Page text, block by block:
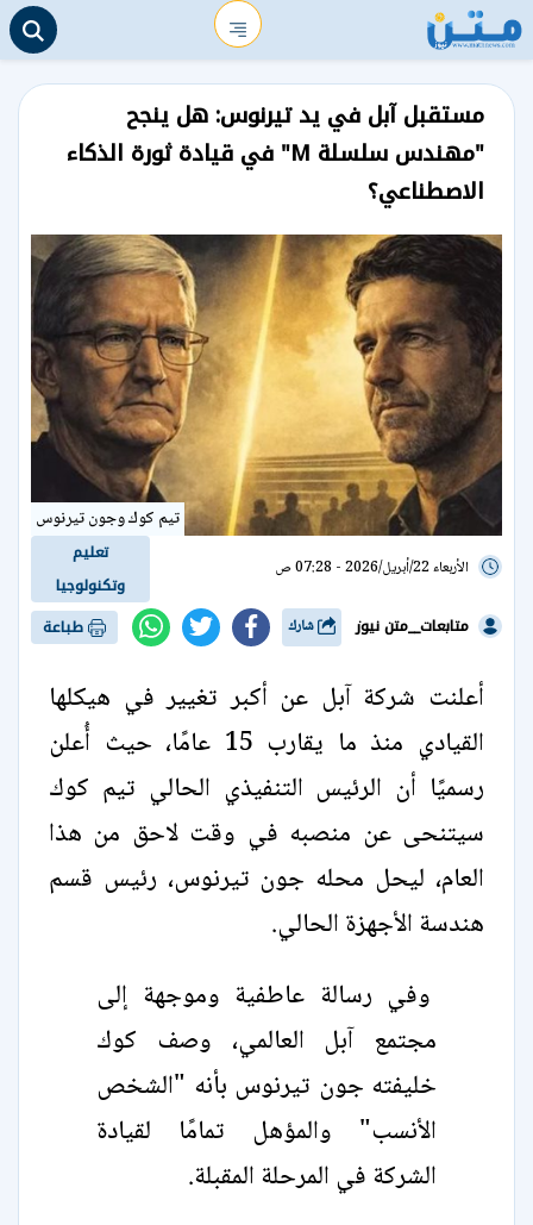
مستقبل آبل في يد تيرنوس: هل ينجح
"مهندس سلسلة M" في قيادة ثورة الذكاء
الاصطناعي؟
تيم كوك وجون تيرنوس
الأربعاء 22/أبريل/2026 - 07:28 ص
تعليم
وتكنولوجيا
متابعات__متن نيوز
طباعة
أعلنت شركة آبل عن أكبر تغيير في هيكلها
القيادي منذ ما يقارب 15 عامًا، حيث أُعلن
رسميًا أن الرئيس التنفيذي الحالي تيم كوك
سيتنحى عن منصبه في وقت لاحق من هذا
العام، ليحل محله جون تيرنوس، رئيس قسم
هندسة الأجهزة الحالي.
وفي رسالة عاطفية وموجهة إلى
مجتمع آبل العالمي، وصف كوك
خليفته جون تيرنوس بأنه "الشخص
الأنسب" والمؤهل تمامًا لقيادة
الشركة في المرحلة المقبلة.